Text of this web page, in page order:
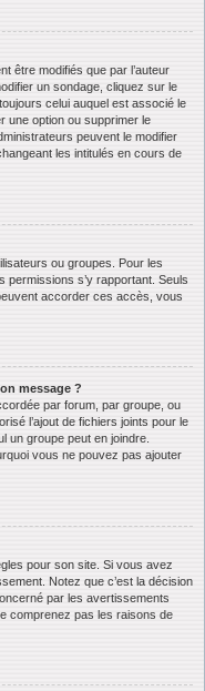
être modifiés que par l’auteur
un sondage, cliquez sur le
celui auquel est associé le
une option ou supprimer le
peuvent le modifier
les intitulés en cours de
ou groupes. Pour les
s’y rapportant. Seuls
accorder ces accès, vous
message ?
par forum, par groupe, ou
l’ajout de fichiers joints pour le
un groupe peut en joindre.
vous ne pouvez pas ajouter
pour son site. Si vous avez
Notez que c’est la décision
par les avertissements
comprenez pas les raisons de